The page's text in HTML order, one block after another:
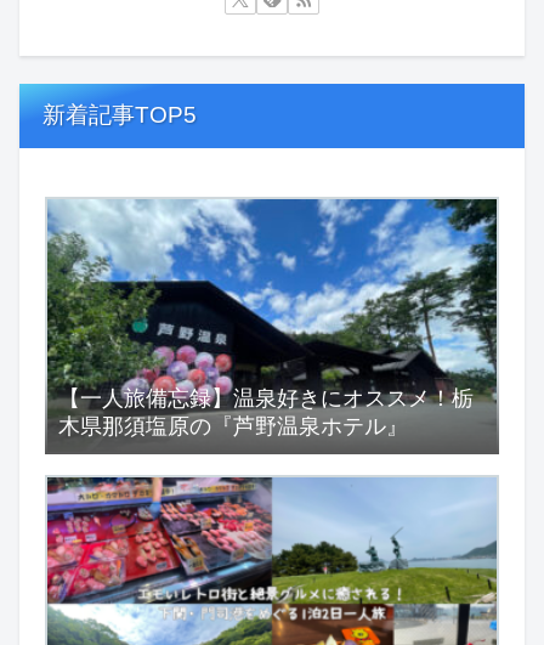
新着記事TOP5
【一人旅備忘録】温泉好きにオススメ！栃
木県那須塩原の『芦野温泉ホテル』